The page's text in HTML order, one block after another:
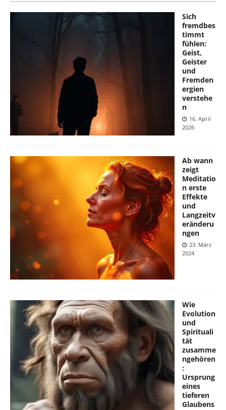
Sich
fremdbes
timmt
fühlen:
Geist,
Geister
und
Fremden
ergien
verstehe
n
16. April
2026
Ab wann
zeigt
Meditatio
n erste
Effekte
und
Langzeitv
eränderu
ngen
23. März
2024
Wie
Evolution
und
Spirituali
tät
zusamme
ngehören
:
Ursprung
eines
tieferen
Glaubens